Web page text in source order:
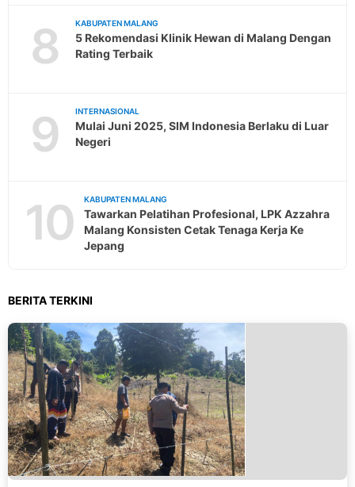
8 KABUPATEN MALANG
5 Rekomendasi Klinik Hewan di Malang Dengan
Rating Terbaik
9 INTERNASIONAL
Mulai Juni 2025, SIM Indonesia Berlaku di Luar
Negeri
10 KABUPATEN MALANG
Tawarkan Pelatihan Profesional, LPK Azzahra
Malang Konsisten Cetak Tenaga Kerja Ke
Jepang
BERITA TERKINI